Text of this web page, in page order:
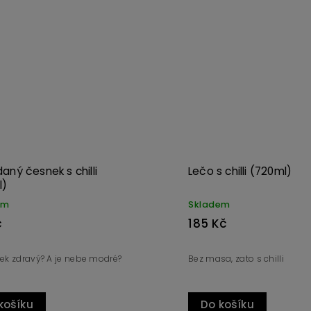
Lečo s chilli (370ml)
Bez masa, zato s chilli